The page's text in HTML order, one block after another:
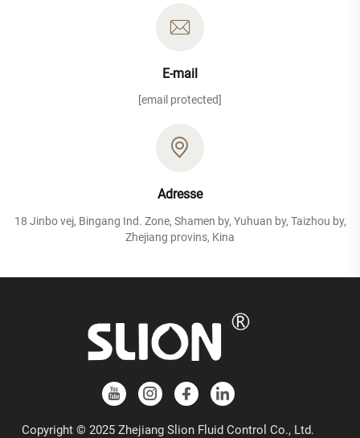
E-mail
[email protected]
Adresse
18 Jinbo vej, Bingang Ind. Zone, Shamen by, Yuhuan by, Taizhou by,
Zhejiang provins, Kina
Copyright © 2025 Zhejiang Slion Fluid Control Co., Ltd.